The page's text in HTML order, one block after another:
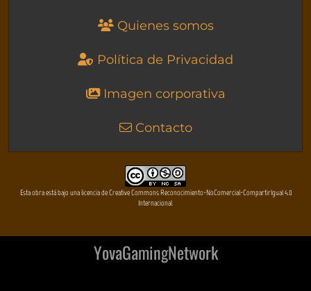
Quienes somos
Política de Privacidad
Imagen corporativa
Contacto
Esta obra está bajo una licencia de Creative Commons Reconocimiento-NoComercial-CompartirIgual 4.0
Internacional
YovaGamingNetwork